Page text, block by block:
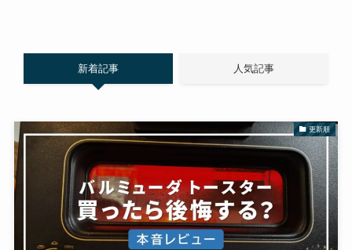
新着記事 人気記事
更新順